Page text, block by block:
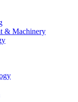
& Machinery